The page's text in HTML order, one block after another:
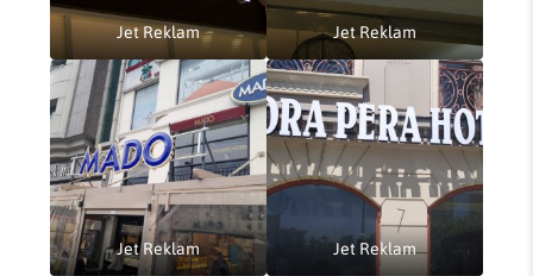
Jet Reklam Jet Reklam
Jet Reklam Jet Reklam